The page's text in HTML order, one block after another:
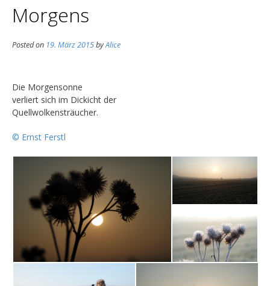
Morgens
Posted on 19. März 2015byAlice
Die Morgensonne
verliert sich im Dickicht der
Quellwolkensträucher.
© Ernst Ferstl